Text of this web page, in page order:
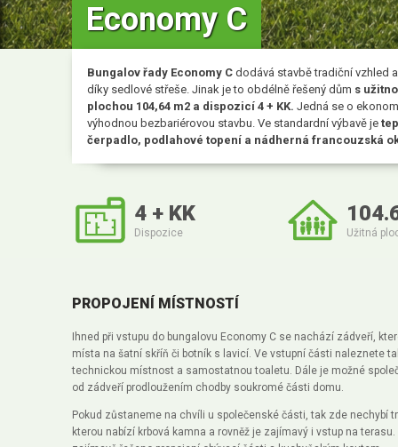
Economy C
Bungalov řady Economy Cdodává stavbě tradiční vzhled
díky sedlové střeše. Jinak je to obdélně řešený dům s
plochou 104,64 m2a dispozicí 4 + KK. Jedná se o
výhodnou bezbariérovou stavbu. Ve standardní výbavě je
čerpadlo, podlahové topení a nádherná francouzská
Dispozice
4 + KK
Užitná
PROPOJENÍ MÍSTNOSTÍ
Ihned při vstupu do bungalovu Economy C se nachází zádveří,
místa na šatní skříň či botník s lavicí. Ve vstupní části naleznete
technickou místnost a samostatnou toaletu. Dále je možné
od zádveří prodloužením chodby soukromé části domu.
Pokud zůstaneme na chvíli u společenské části, tak zde nechybí
kterou nabízí krbová kamna a rovněž je zajímavý i vstup na